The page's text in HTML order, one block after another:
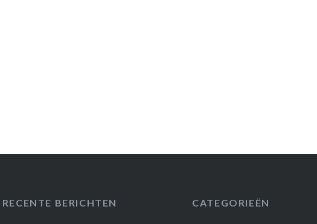
RECENTE BERICHTEN CATEGORIEËN